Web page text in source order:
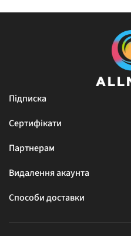
Підписка
Сертифікати
Партнерам
Видалення акаунта
Способи доставки